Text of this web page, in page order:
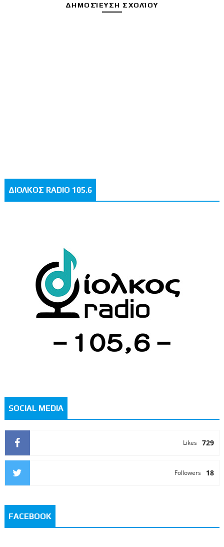
ΔΗΜΟΣΊΕΥΣΗ ΣΧΟΛΊΟΥ
ΔΙΟΛΚΟΣ RADIO 105.6
SOCIAL MEDIA
729
Likes
18
Followers
FACEBOOK